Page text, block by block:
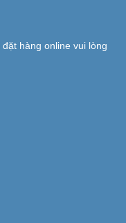
hàng online vui lòng